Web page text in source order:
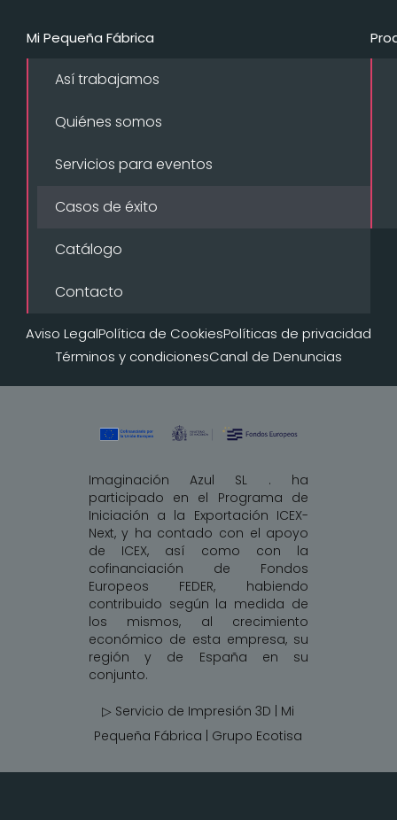
Mi Pequeña Fábrica
Así trabajamos
Quiénes somos
Servicios para eventos
Casos de éxito
Catálogo
Contacto
Aviso LegalPolítica de CookiesPolíticas de privacidad
Términos y condicionesCanal de Denuncias
Imaginación Azul SL . ha
participado en el Programa de
Iniciación a la Exportación ICEX-
Next, y ha contado con el apoyo
de ICEX, así como con la
cofinanciación de Fondos
Europeos FEDER, habiendo
contribuido según la medida de
los mismos, al crecimiento
económico de esta empresa, su
región y de España en su
conjunto.
▷ Servicio de Impresión 3D | Mi
Pequeña Fábrica | Grupo Ecotisa